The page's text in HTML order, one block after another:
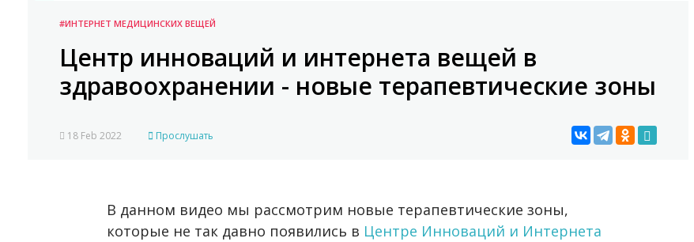
#ИНТЕРНЕТ МЕДИЦИНСКИХ ВЕЩЕЙ
Центр инноваций и интернета вещей в
здравоохранении - новые терапевтические зоны
18 Feb 2022 Прослушать
В данном видео мы рассмотрим новые терапевтические зоны,
которые не так давно появились в Центре Инноваций и Интернета